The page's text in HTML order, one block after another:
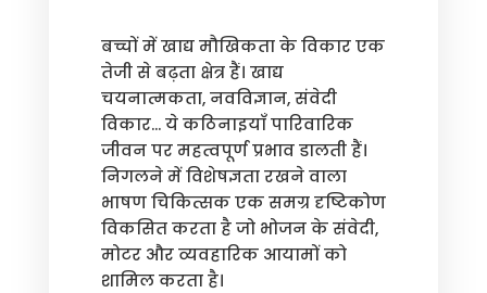
बच्चों में खाद्य मौखिकता के विकार एक
तेजी से बढ़ता क्षेत्र हैं। खाद्य
चयनात्मकता, नवविज्ञान, संवेदी
विकार... ये कठिनाइयाँ पारिवारिक
जीवन पर महत्वपूर्ण प्रभाव डालती हैं।
निगलने में विशेषज्ञता रखने वाला
भाषण चिकित्सक एक समग्र दृष्टिकोण
विकसित करता है जो भोजन के संवेदी,
मोटर और व्यवहारिक आयामों को
शामिल करता है।